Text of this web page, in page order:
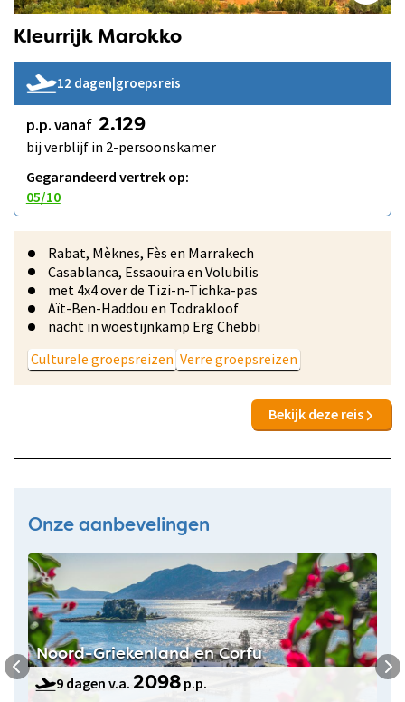
Kleurrijk Marokko
12 dagen groepsreis
p.p. vanaf 2.129
bij verblijf in 2-persoonskamer
Gegarandeerd vertrek op:
05/10
Rabat, Mèknes, Fès en Marrakech
Casablanca, Essaouira en Volubilis
met 4x4 over de Tizi-n-Tichka-pas
Aït-Ben-Haddou en Todrakloof
nacht in woestijnkamp Erg Chebbi
Culturele groepsreizen Verre groepsreizen
Bekijk deze reis
Onze aanbevelingen
Noord-Griekenland en Corfu
9 dagen v.a. 2098 p.p.